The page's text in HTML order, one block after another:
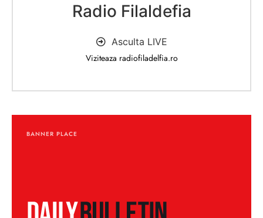
Radio Filaldefia
Asculta LIVE
Viziteaza radiofiladelfia.ro
BANNER PLACE